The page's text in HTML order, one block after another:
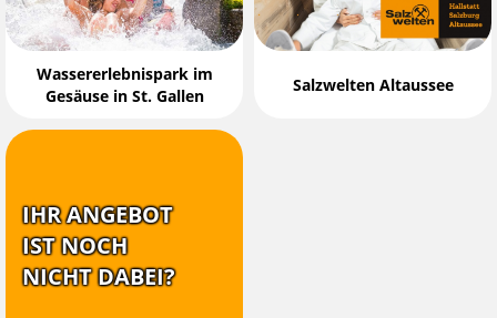
Wassererlebnispark im
Gesäuse in St. Gallen
Salzwelten Altaussee
IHR ANGEBOT
IST NOCH
NICHT DABEI?